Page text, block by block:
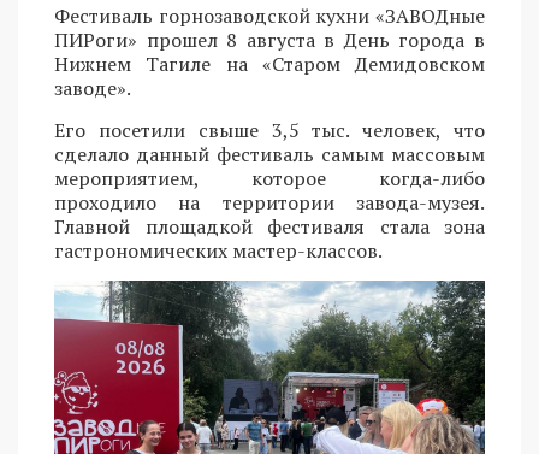
Фестиваль горнозаводской кухни «ЗАВОДные
ПИРоги» прошел 8 августа в День города в
Нижнем Тагиле на «Старом Демидовском
заводе».
Его посетили свыше 3,5 тыс. человек, что
сделало данный фестиваль самым массовым
мероприятием, которое когда-либо
проходило на территории завода-музея.
Главной площадкой фестиваля стала зона
гастрономических мастер-классов.